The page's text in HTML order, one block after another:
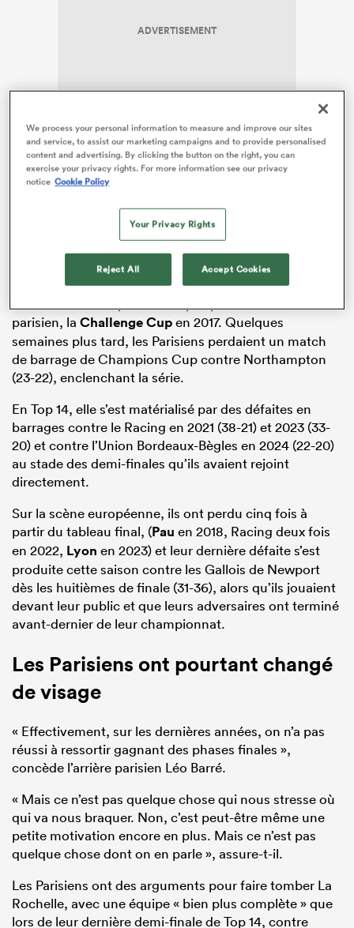
ADVERTISEMENT
Une série noire qui dure depuis
La série est spectaculaire. Sur les neuf derniers matchs
de barrage ou phase finale disputés, jamais le Stade
français n’est ressorti vainqueur.
Elle a commencé peu de temps après le dernier titre
parisien, la Challenge Cupen 2017. Quelques
semaines plus tard, les Parisiens perdaient un match
de barrage de Champions Cup contre Northampton
(23-22), enclenchant la série.
En Top 14, elle s’est matérialisé par des défaites en
barrages contre le Racing en 2021 (38-21) et 2023 (33-
20) et contre l’Union Bordeaux-Bègles en 2024 (22-20)
au stade des demi-finales qu’ils avaient rejoint
directement.
Sur la scène européenne, ils ont perdu cinq fois à
partir du tableau final, (Pau en 2018, Racing deux fois
en 2022, Lyon en 2023) et leur dernière défaite s’est
produite cette saison contre les Gallois de Newport
dès les huitièmes de finale (31-36), alors qu’ils jouaient
devant leur public et que leurs adversaires ont terminé
avant-dernier de leur championnat.
Les Parisiens ont pourtant changé
de visage
« Effectivement, sur les dernières années, on n’a pas
réussi à ressortir gagnant des phases finales »,
concède l’arrière parisien Léo Barré.
« Mais ce n’est pas quelque chose qui nous stresse où
qui va nous braquer. Non, c’est peut-être même une
petite motivation encore en plus. Mais ce n’est pas
quelque chose dont on en parle », assure-t-il.
Les Parisiens ont des arguments pour faire tomber La
Rochelle, avec une équipe « bien plus complète » que
lors de leur dernière demi-finale de Top 14, contre
We process your personal information to measure and improve our sites
and service, to assist our marketing campaigns and to provide personalised
content and advertising. By clicking the button on the right, you can
exercise your privacy rights. For more information see our privacy
notice Cookie Policy
Your Privacy Rights
Reject All Accept Cookies